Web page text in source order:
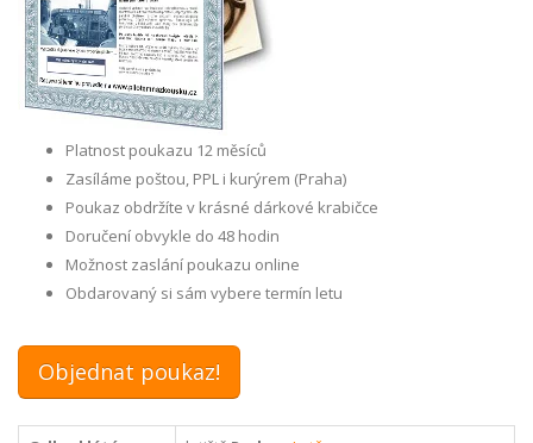
Platnost poukazu 12 měsíců
Zasíláme poštou, PPL i kurýrem (Praha)
Poukaz obdržíte v krásné dárkové krabičce
Doručení obvykle do 48 hodin
Možnost zaslání poukazu online
Obdarovaný si sám vybere termín letu
Objednat poukaz!